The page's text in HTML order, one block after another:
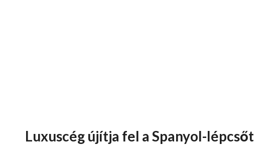
Luxuscég újítja fel a Spanyol-lépcsőt